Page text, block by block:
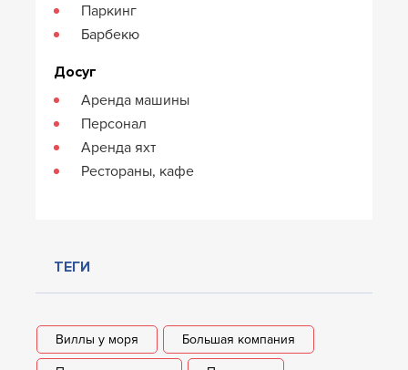
Паркинг
Барбекю
Досуг
Аренда машины
Персонал
Аренда яхт
Рестораны, кафе
ТЕГИ
Виллы у моря Большая компания